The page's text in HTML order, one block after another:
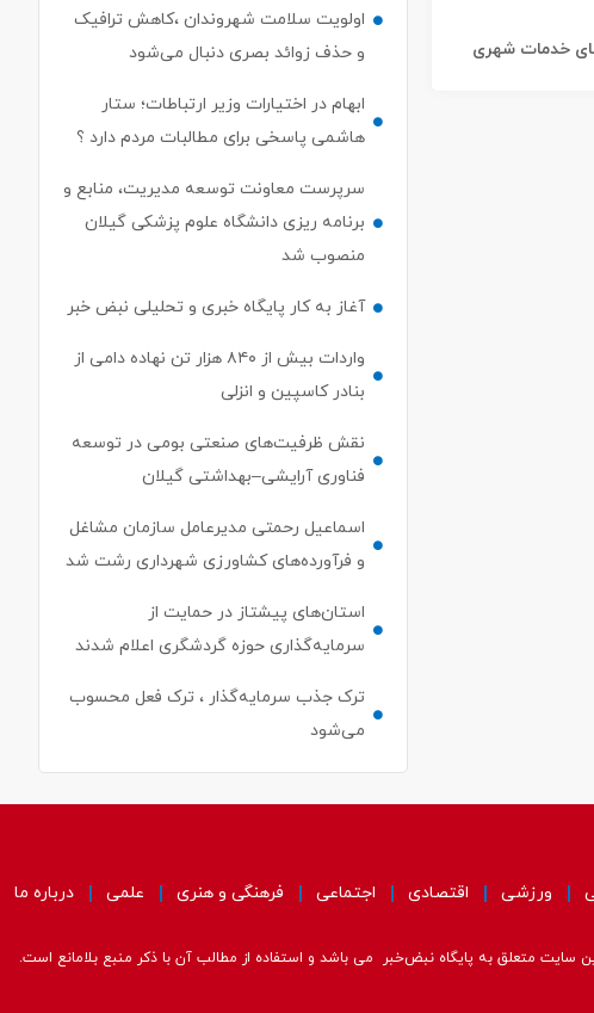
خدمات شهری
اولویت سلامت شهروندان ،کاهش ترافیک
و حذف زوائد بصری دنبال می‌شود
ابهام در اختیارات وزیر ارتباطات؛ ستار
هاشمی پاسخی برای مطالبات مردم دارد ؟
سرپرست معاونت توسعه مدیریت، منابع و
برنامه ریزی دانشگاه علوم پزشکی گیلان
منصوب شد
آغاز به کار پایگاه خبری و تحلیلی نبض خبر
واردات بیش از ۸۴۰ هزار تن نهاده دامی از
بنادر كاسپین و انزلی
نقش ظرفیت‌های صنعتی بومی در توسعه
فناوری آرایشی–بهداشتی گیلان
اسماعیل رحمتی مدیرعامل سازمان مشاغل
و فرآورده‌های کشاورزی شهرداری رشت شد
استان‌های پیشتاز در حمایت از
سرمایه‌گذاری حوزه گردشگری اعلام شدند
ترک جذب سرمایه‌گذار ، ترک فعل محسوب
می‌شود
ورزشی اقتصادی اجتماعی فرهنگی و هنری علمی درباره ما
سایت متعلق به پایگاه نبض‌خبر می باشد و استفاده از مطالب آن با ذکر منبع بلامانع است.